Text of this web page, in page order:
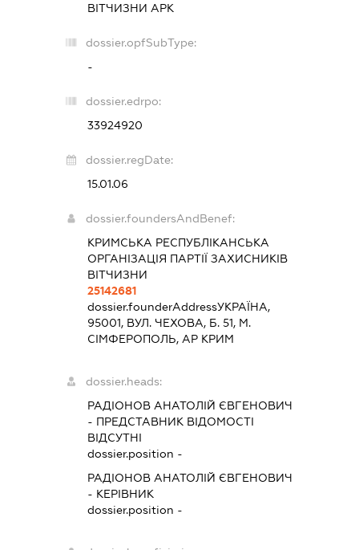
ВІТЧИЗНИ АРК
dossier.opfSubType:
-
dossier.edrpo:
33924920
dossier.regDate:
15.01.06
dossier.foundersAndBenef:
КРИМСЬКА РЕСПУБЛІКАНСЬКА
ОРГАНІЗАЦІЯ ПАРТІЇ ЗАХИСНИКІВ
ВІТЧИЗНИ
25142681
dossier.founderAddressУКРАЇНА,
95001, ВУЛ. ЧЕХОВА, Б. 51, М.
СІМФЕРОПОЛЬ, АР КРИМ
dossier.heads:
РАДІОНОВ АНАТОЛІЙ ЄВГЕНОВИЧ
- ПРЕДСТАВНИК ВІДОМОСТІ
ВІДСУТНІ
dossier.position -
РАДІОНОВ АНАТОЛІЙ ЄВГЕНОВИЧ
- КЕРІВНИК
dossier.position -